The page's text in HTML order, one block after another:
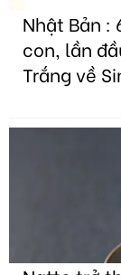
Nhật Bản :
con, lần
Trắng về